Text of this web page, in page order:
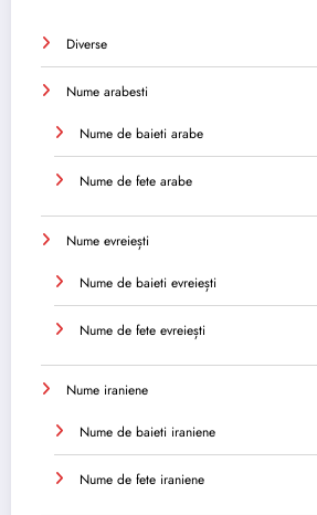
Diverse
Nume arabesti
Nume de baieti arabe
Nume de fete arabe
Nume evreiești
Nume de baieti evreiești
Nume de fete evreiești
Nume iraniene
Nume de baieti iraniene
Nume de fete iraniene